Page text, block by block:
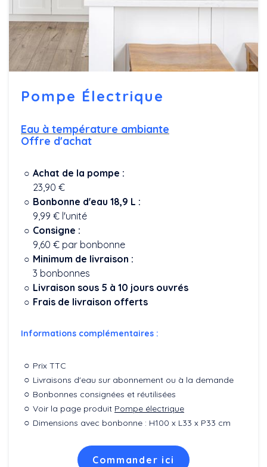
Pompe Électrique
Eau à température ambiante
Offre d'achat
Achat de la pompe :
23,90 €
Bonbonne d'eau 18,9 L :
9,99 € l'unité
Consigne :
9,60 € par bonbonne
Minimum de livraison :
3 bonbonnes
Livraison sous 5 à 10 jours ouvrés
Frais de livraison offerts
Informations complémentaires :
Prix TTC
Livraisons d'eau sur abonnement ou à la demande
Bonbonnes consignées et réutilisées
Voir la page produit Pompe électrique
Dimensions avec bonbonne : H100 x L33 x P33 cm
Commander ici